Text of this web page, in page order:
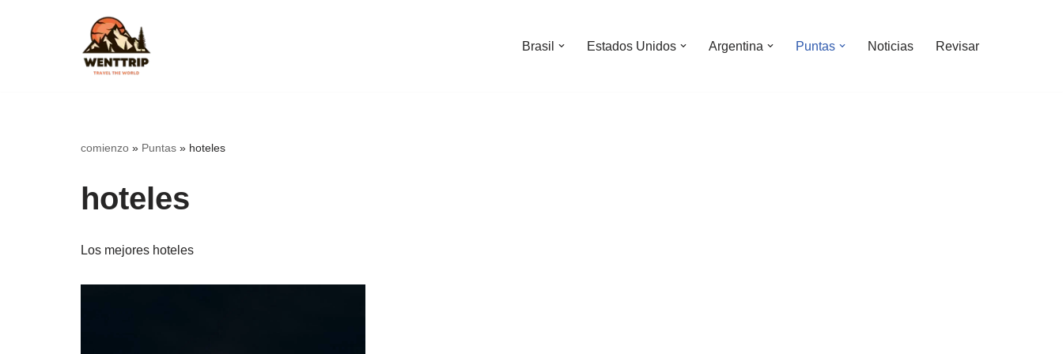
Brasil Estados Unidos Argentina Puntas Noticias Revisar
comienzo » Puntas » hoteles
hoteles
Los mejores hoteles